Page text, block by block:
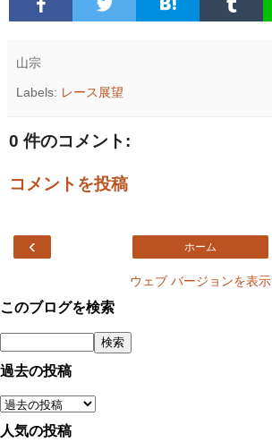
山宗
Labels: レース展望
0 件のコメント:
コメントを投稿
‹ ホーム
ウェブ バージョンを表示
このブログを検索
過去の投稿
人気の投稿